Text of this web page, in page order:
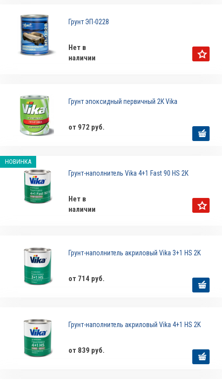
Грунт ЭП-0228
Нет в
наличии
Грунт эпоксидный первичный 2К Vika
от 972 руб.
НОВИНКА
Грунт-наполнитель Vika 4+1 Fast 90 HS 2К
Нет в
наличии
Грунт-наполнитель акриловый Vika 3+1 HS 2K
от 714 руб.
Грунт-наполнитель акриловый Vika 4+1 HS 2K
от 839 руб.